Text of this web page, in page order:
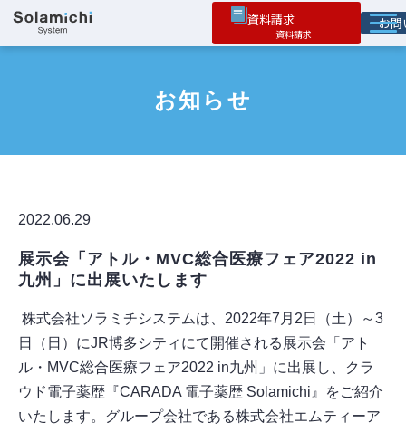
資料請求 お
サービス
お知らせ
2022.06.29
展示会「アトル・MVC総合医療フェア2022 in
九州」に出展いたします
株式会社ソラミチシステムは、2022年7月2日（土）～3
日（日）にJR博多シティにて開催される展示会「アト
ル・MVC総合医療フェア2022 in九州」に出展し、クラ
ウド電子薬歴『CARADA 電子薬歴 Solamichi』をご紹介
いたします。グループ会社である株式会社エムティーア